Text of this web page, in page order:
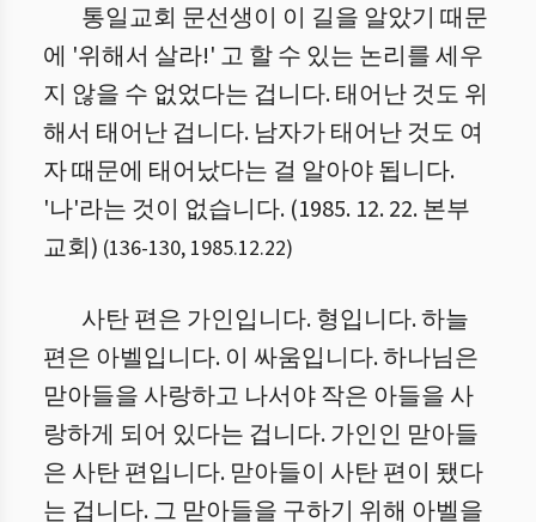
통일교회 문선생이 이 길을 알았기 때문
에 '위해서 살라!' 고 할 수 있는 논리를 세우
지 않을 수 없었다는 겁니다. 태어난 것도 위
해서 태어난 겁니다. 남자가 태어난 것도 여
자 때문에 태어났다는 걸 알아야 됩니다.
'나'라는 것이 없습니다. (1985. 12. 22. 본부
교회) (136-130, 1985.12.22)
사탄 편은 가인입니다. 형입니다. 하늘
편은 아벨입니다. 이 싸움입니다. 하나님은
맏아들을 사랑하고 나서야 작은 아들을 사
랑하게 되어 있다는 겁니다. 가인인 맏아들
은 사탄 편입니다. 맏아들이 사탄 편이 됐다
는 겁니다. 그 맏아들을 구하기 위해 아벨을